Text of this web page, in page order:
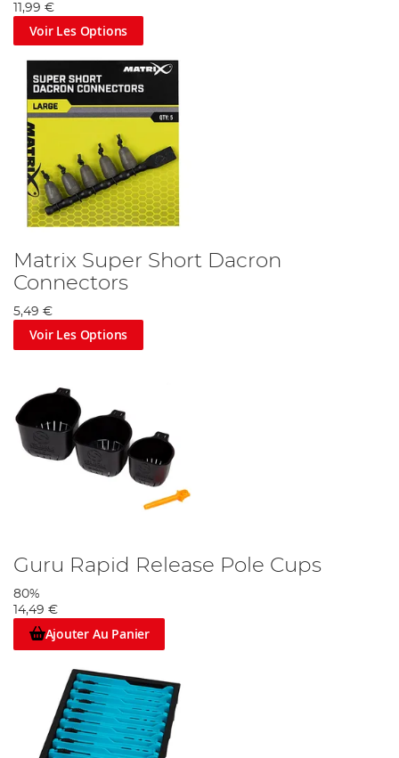
11,99 €
Voir Les Options
Matrix Super Short Dacron
Connectors
5,49 €
Voir Les Options
Guru Rapid Release Pole Cups
80%
14,49 €
Ajouter Au Panier